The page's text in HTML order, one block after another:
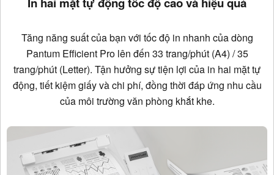
Tăng năng suất của bạn với tốc độ in nhanh của dòng
Pantum Efficient Pro lên đến 33 trang/phút (A4) / 35
trang/phút (Letter). Tận hưởng sự tiện lợi của in hai mặt tự
động, tiết kiệm giấy và chi phí, đồng thời đáp ứng nhu cầu
của môi trường văn phòng khắt khe.